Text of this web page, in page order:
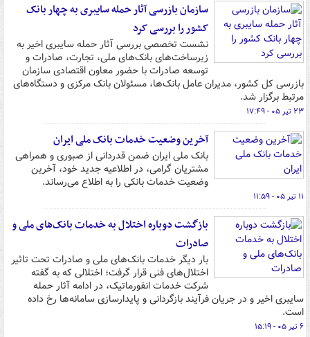
سازمان بازرسی آثار حمله سایبری به چهار بانک
کشور را بررسی کرد
نشست تخصصی بررسی آثار حمله سایبری اخیر به
زیرساخت‌های بانک‌های ملی، تجارت، صادرات و
توسعه صادرات با حضور معاون اقتصادی سازمان
بازرسی کل کشور، مدیران عامل بانک‌ها، مسئولان بانک مرکزی و دستگاه‌های
مرتبط برگزار شد.
۲۳ تیر ۰۵ - ۱۷:۴۹
آخرین وضعیت خدمات بانک ملی ایران
بانک ملی ایران ضمن قدردانی از صبوری و همراهی
مشتریان گرامی، در اطلاعیه جدید خود، آخرین
وضعیت خدمات بانکی را به اطلاع می‌رساند.
۱۱ تیر ۰۵ - ۱۱:۵۹
بازگشت دوباره اختلال به خدمات بانک‌های ملی و
صادرات
بار دیگر خدمات بانک‌های ملی و صادرات تحت تاثیر
اختلال‌های فنی قرار گرفت؛ اختلالی که به گفته
شرکت خدمات انفورماتیک، در ادامه آثار حمله
سایبری اخیر و در جریان فرآیند بازگردانی و پایدارسازی سامانه‌ها رخ داده
است.
۶ تیر ۰۵ - ۱۵:۱۹